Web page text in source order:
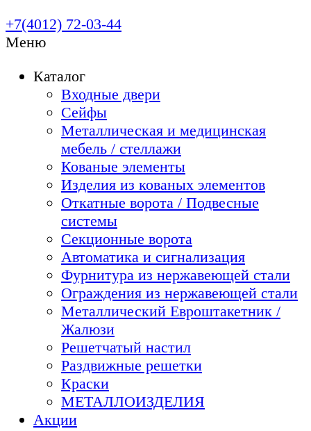
+7(4012) 72-03-44
Меню
Каталог
Входные двери
Сейфы
Металлическая и медицинская
мебель / стеллажи
Кованые элементы
Изделия из кованых элементов
Откатные ворота / Подвесные
системы
Секционные ворота
Автоматика и сигнализация
Фурнитура из нержавеющей стали
Ограждения из нержавеющей стали
Металлический Евроштакетник /
Жалюзи
Решетчатый настил
Раздвижные решетки
Краски
МЕТАЛЛОИЗДЕЛИЯ
Акции